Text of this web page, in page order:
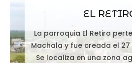
EL
La parroquia El Retiro
Machala y fue creada el 27
Se localiza en una zona